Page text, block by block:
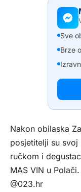
Sve
Brze
Nakon obilaska
posjetitelji su svoj
ručkom i
MAS VIN u Polači.
@023.hr